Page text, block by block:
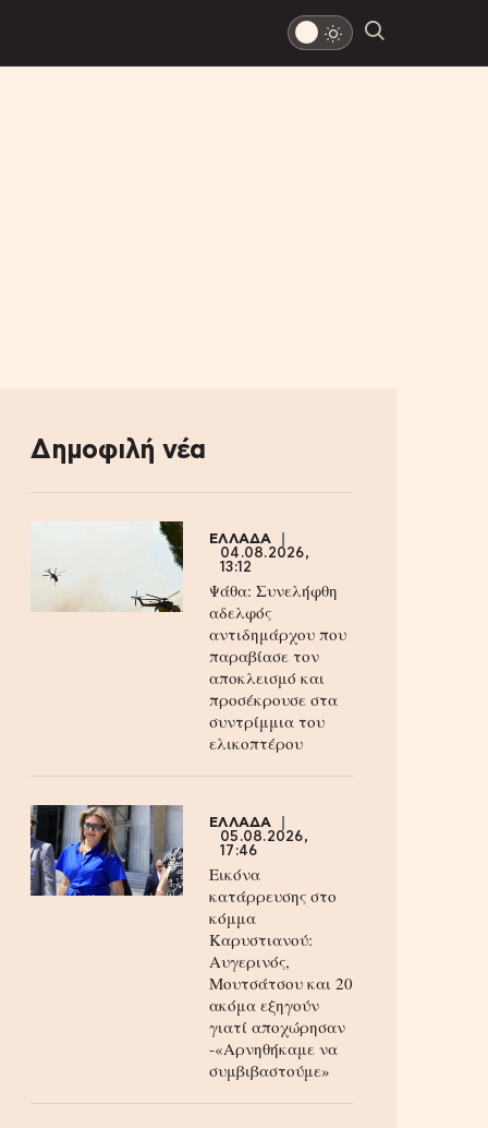
Δημοφιλή νέα
ΕΛΛΑΔΑ
04.08.2026,
13:12
Ψάθα: Συνελήφθη
αδελφός
αντιδημάρχου που
παραβίασε τον
αποκλεισμό και
προσέκρουσε στα
συντρίμμια του
ελικοπτέρου
ΕΛΛΑΔΑ
05.08.2026,
17:46
Εικόνα
κατάρρευσης στο
κόμμα
Καρυστιανού:
Αυγερινός,
Μουτσάτσου και 20
ακόμα εξηγούν
γιατί αποχώρησαν
-«Αρνηθήκαμε να
συμβιβαστούμε»